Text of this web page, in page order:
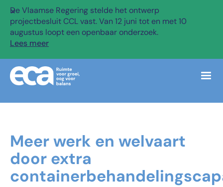
De Vlaamse Regering stelde het ontwerp
projectbesluit CCL vast. Van 12 juni tot en met 10
augustus loopt een openbaar onderzoek.
Lees meer
✕
Meer werk en welvaart
door extra